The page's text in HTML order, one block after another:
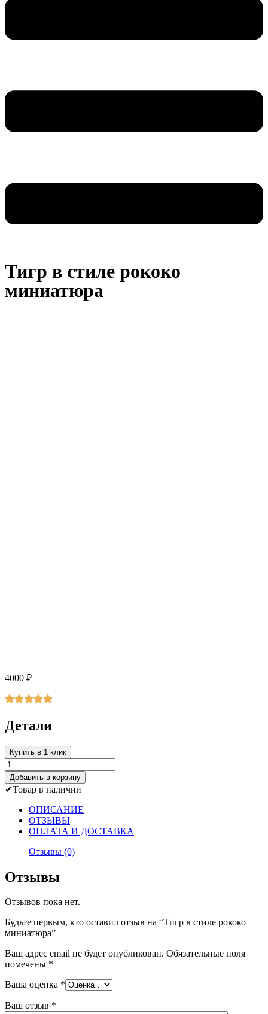
Тигр в стиле рококо
миниатюра
4000 ₽
Детали
Купить в 1 клик
Количество
товара
Тигр
в
рококо
миниатюра
Добавить в корзину
Товар в наличии
ОПИСАНИЕ
ОТЗЫВЫ
ОПЛАТА И ДОСТАВКА
Отзывы (0)
Отзывы
Отзывов пока нет.
Будьте первым, кто оставил отзыв на “Тигр в стиле рококо
миниатюра”
Ваш адрес email не будет опубликован. Обязательные поля
помечены *
Ваша оценка *
Ваш отзыв *